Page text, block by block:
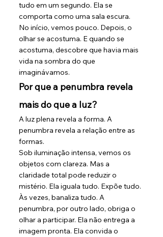
tudo em um segundo. Ela se
comporta como uma sala escura.
No início, vemos pouco. Depois, o
olhar se acostuma. E quando se
acostuma, descobre que havia mais
vida na sombra do que
imaginávamos.
Por que a penumbra revela
mais do que a luz?
A luz plena revela a forma. A
penumbra revela a relação entre as
formas.
Sob iluminação intensa, vemos os
objetos com clareza. Mas a
claridade total pode reduzir o
mistério. Ela iguala tudo. Expõe tudo.
Às vezes, banaliza tudo. A
penumbra, por outro lado, obriga o
olhar a participar. Ela não entrega a
imagem pronta. Ela convida o